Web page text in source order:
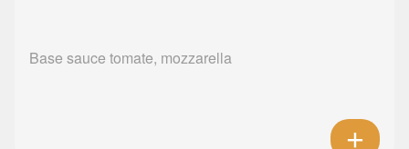
Base sauce tomate, mozzarella